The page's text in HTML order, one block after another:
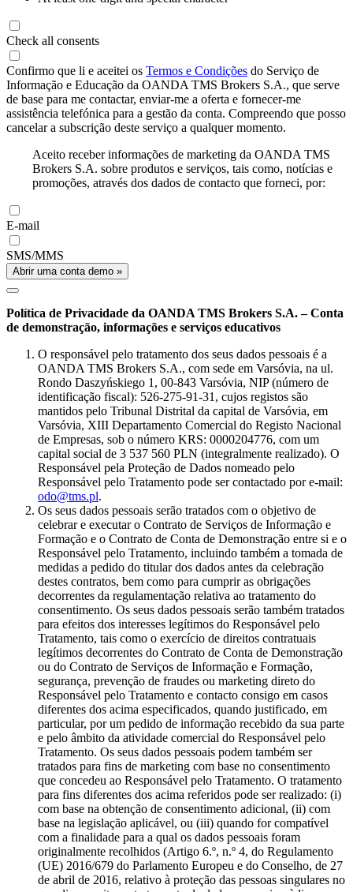
Check all consents
Confirmo que li e aceitei os Termos e Condições do Serviço de
Informação e Educação da OANDA TMS Brokers S.A., que serve
de base para me contactar, enviar-me a oferta e fornecer-me
assistência telefónica para a gestão da conta. Compreendo que posso
cancelar a subscrição deste serviço a qualquer momento.
Aceito receber informações de marketing da OANDA TMS
Brokers S.A. sobre produtos e serviços, tais como, notícias e
promoções, através dos dados de contacto que forneci, por:
E-mail
SMS/MMS
Abrir uma conta demo »
Política de Privacidade da OANDA TMS Brokers S.A. – Conta
de demonstração, informações e serviços educativos
O responsável pelo tratamento dos seus dados pessoais é a
OANDA TMS Brokers S.A., com sede em Varsóvia, na ul.
Rondo Daszyńskiego 1, 00-843 Varsóvia, NIP (número de
identificação fiscal): 526-275-91-31, cujos registos são
mantidos pelo Tribunal Distrital da capital de Varsóvia, em
Varsóvia, XIII Departamento Comercial do Registo Nacional
de Empresas, sob o número KRS: 0000204776, com um
capital social de 3 537 560 PLN (integralmente realizado). O
Responsável pela Proteção de Dados nomeado pelo
Responsável pelo Tratamento pode ser contactado por e-mail:
odo@tms.pl.
Os seus dados pessoais serão tratados com o objetivo de
celebrar e executar o Contrato de Serviços de Informação e
Formação e o Contrato de Conta de Demonstração entre si e o
Responsável pelo Tratamento, incluindo também a tomada de
medidas a pedido do titular dos dados antes da celebração
destes contratos, bem como para cumprir as obrigações
decorrentes da regulamentação relativa ao tratamento do
consentimento. Os seus dados pessoais serão também tratados
para efeitos dos interesses legítimos do Responsável pelo
Tratamento, tais como o exercício de direitos contratuais
legítimos decorrentes do Contrato de Conta de Demonstração
ou do Contrato de Serviços de Informação e Formação,
segurança, prevenção de fraudes ou marketing direto do
Responsável pelo Tratamento e contacto consigo em casos
diferentes dos acima especificados, quando justificado, em
particular, por um pedido de informação recebido da sua parte
e pelo âmbito da atividade comercial do Responsável pelo
Tratamento. Os seus dados pessoais podem também ser
tratados para fins de marketing com base no consentimento
que concedeu ao Responsável pelo Tratamento. O tratamento
para fins diferentes dos acima referidos pode ser realizado: (i)
com base na obtenção de consentimento adicional, (ii) com
base na legislação aplicável, ou (iii) quando for compatível
com a finalidade para a qual os dados pessoais foram
originalmente recolhidos (Artigo 6.º, n.º 4, do Regulamento
(UE) 2016/679 do Parlamento Europeu e do Conselho, de 27
de abril de 2016, relativo à proteção das pessoas singulares no